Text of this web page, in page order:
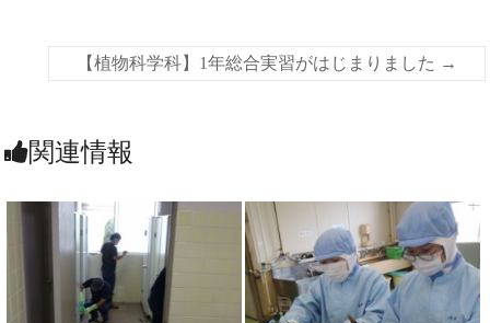
【植物科学科】1年総合実習がはじまりました →
関連情報